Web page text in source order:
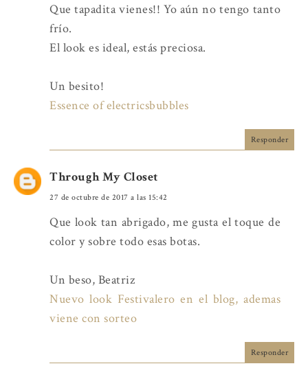
Que tapadita vienes!! Yo aún no tengo tanto
frío.
El look es ideal, estás preciosa.
Un besito!
Essence of electricsbubbles
Responder
Through My Closet
27 de octubre de 2017 a las 15:42
Que look tan abrigado, me gusta el toque de
color y sobre todo esas botas.
Un beso, Beatriz
Nuevo look Festivalero en el blog, ademas
viene con sorteo
Responder